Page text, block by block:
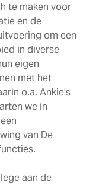
te maken voor
en de
om een
in diverse
eigen
met het
o.a. Ankie’s
we in
van De
aan de